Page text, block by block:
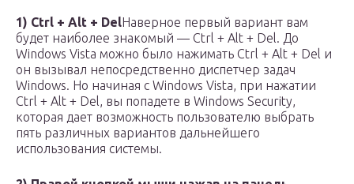
1) Ctrl + Alt + DelНаверное первый вариант вам
будет наиболее знакомый — Ctrl + Alt + Del. До
Windows Vista можно было нажимать Ctrl + Alt + Del и
он вызывал непосредственно диспетчер задач
Windows. Но начиная с Windows Vista, при нажатии
Ctrl + Alt + Del, вы попадете в Windows Security,
которая дает возможность пользователю выбрать
пять различных вариантов дальнейшего
использования системы.